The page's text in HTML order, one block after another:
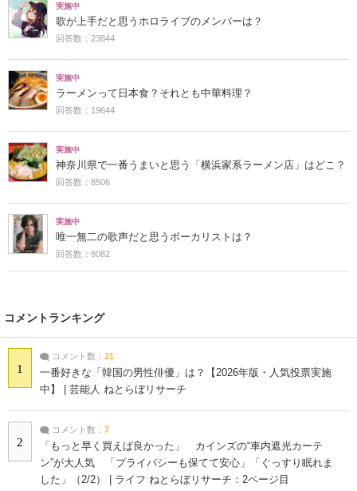
実施中
歌が上手だと思うホロライブのメンバーは？
回答数：23844
実施中
ラーメンって日本食？それとも中華料理？
回答数：19644
実施中
神奈川県で一番うまいと思う「横浜家系ラーメン店」はどこ？
回答数：8506
実施中
唯一無二の歌声だと思うボーカリストは？
回答数：8082
コメントランキング
1
コメント数： 21
一番好きな「韓国の男性俳優」は？【2026年版・人気投票実施
中】 | 芸能人 ねとらぼリサーチ
2
コメント数： 7
「もっと早く買えば良かった」 カインズの“車内遮光カーテ
ン”が大人気 「プライバシーも保てて安心」「ぐっすり眠れま
した」（2/2） | ライフ ねとらぼリサーチ：2ページ目